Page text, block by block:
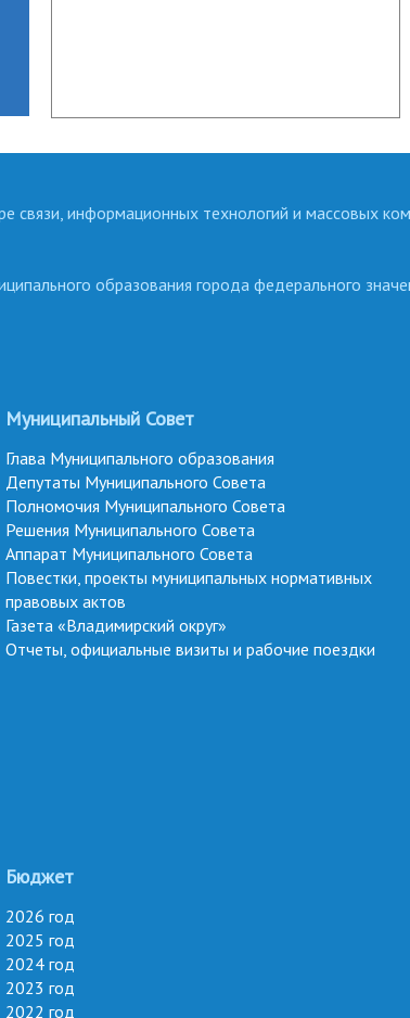
связи, информационных технологий и массовых
образования города федерального
Муниципальный Совет
Глава Муниципального образования
Депутаты Муниципального Совета
Полномочия Муниципального Совета
Решения Муниципального Совета
Аппарат Муниципального Совета
Повестки, проекты муниципальных нормативных
правовых актов
Газета «Владимирский округ»
Отчеты, официальные визиты и рабочие поездки
Бюджет
2026 год
2025 год
2024 год
2023 год
2022 год